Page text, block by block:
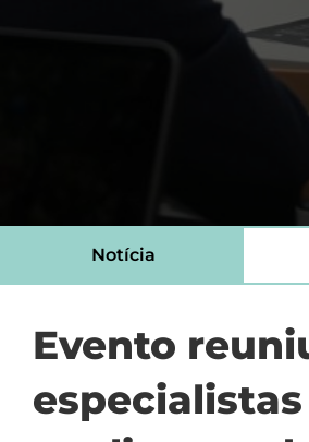
Notícia
Evento